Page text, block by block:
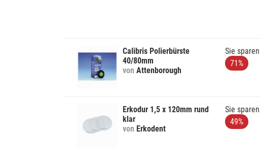
Calibris Polierbürste
40/80mm
von Attenborough
Sie sparen
71%
Erkodur 1,5 x 120mm rund
klar
von Erkodent
Sie sparen
49%